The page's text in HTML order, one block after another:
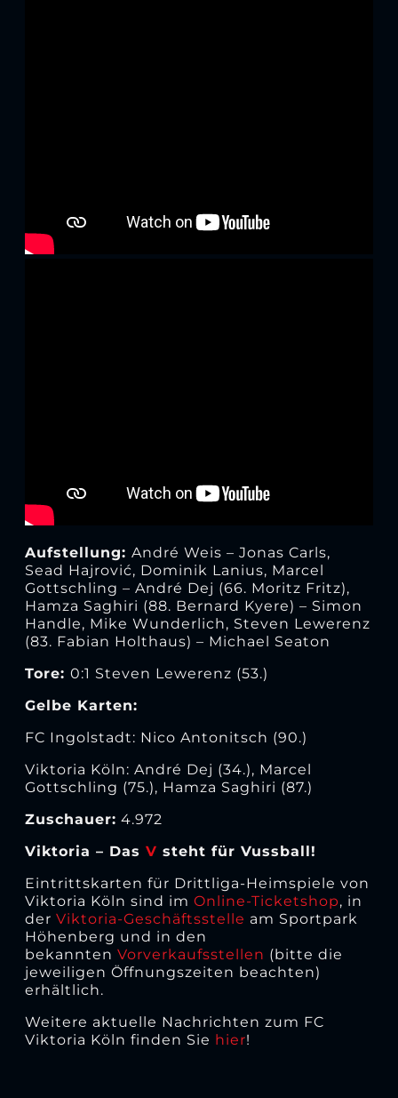
Aufstellung: André Weis – Jonas Carls,
Sead Hajrović, Dominik Lanius, Marcel
Gottschling – André Dej (66. Moritz Fritz),
Hamza Saghiri (88. Bernard Kyere) – Simon
Handle, Mike Wunderlich, Steven Lewerenz
(83. Fabian Holthaus) – Michael Seaton
Tore: 0:1 Steven Lewerenz (53.)
Gelbe Karten:
FC Ingolstadt: Nico Antonitsch (90.)
Viktoria Köln: André Dej (34.), Marcel
Gottschling (75.), Hamza Saghiri (87.)
Zuschauer: 4.972
Viktoria – Das V steht für Vussball!
Eintrittskarten für Drittliga-Heimspiele von
Viktoria Köln sind im Online-Ticketshop, in
der Viktoria-Geschäftsstelle am Sportpark
Höhenberg und in den
bekannten Vorverkaufsstellen (bitte die
jeweiligen Öffnungszeiten beachten)
erhältlich.
Weitere aktuelle Nachrichten zum FC
Viktoria Köln finden Sie hier!